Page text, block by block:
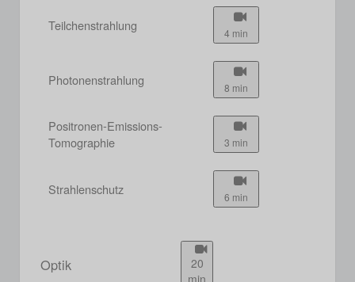
Teilchenstrahlung 4 min
Photonenstrahlung 8 min
Positronen-Emissions-
Tomographie
3 min
Strahlenschutz 6 min
Optik
20
min